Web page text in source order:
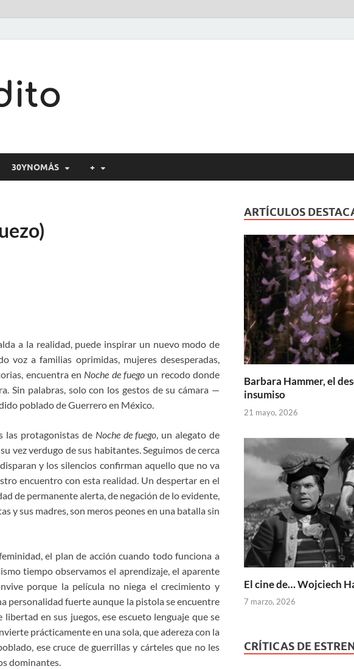
30YNOMÁS +
a la realidad, puede inspirar un nuevo modo de
voz a familias oprimidas, mujeres desesperadas,
encuentra en Noche de fuego un recodo donde
Sin palabras, solo con los gestos de su cámara —
poblado de Guerrero en México.
las protagonistas de Noche de fuego, un alegato de
vez verdugo de sus habitantes. Seguimos de cerca
y los silencios confirman aquello que no va
encuentro con esta realidad. Un despertar en el
de permanente alerta, de negación de lo evidente,
y sus madres, son meros peones en una batalla sin
el plan de acción cuando todo funciona a
tiempo observamos el aprendizaje, el aparente
porque la película no niega el crecimiento y
personalidad fuerte aunque la pistola se encuentre
en sus juegos, ese escueto lenguaje que se
prácticamente en una sola, que adereza con la
ese cruce de guerrillas y cárteles que no les
dominantes.
ARTÍCULOS
Barbara Hammer, el
insumiso
21 mayo, 2026
El cine de… Wojciech
7 marzo, 2026
CRÍTICAS DE